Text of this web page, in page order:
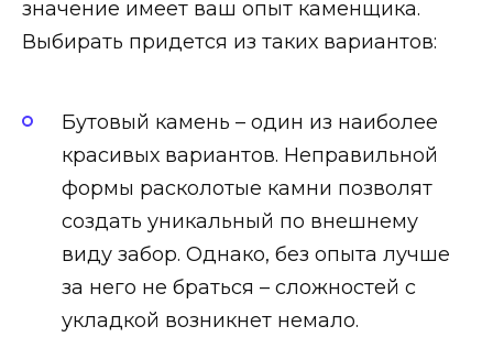
значение имеет ваш опыт каменщика.
Выбирать придется из таких вариантов:
Бутовый камень – один из наиболее
красивых вариантов. Неправильной
формы расколотые камни позволят
создать уникальный по внешнему
виду забор. Однако, без опыта лучше
за него не браться – сложностей с
укладкой возникнет немало.